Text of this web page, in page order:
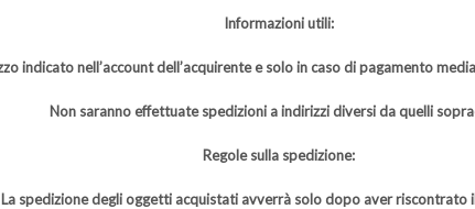
Informazioni utili:
indicato nell’account dell’acquirente e solo in caso di pagamento
Non saranno effettuate spedizioni a indirizzi diversi da quelli
Regole sulla spedizione:
La spedizione degli oggetti acquistati avverrà solo dopo aver riscontrato